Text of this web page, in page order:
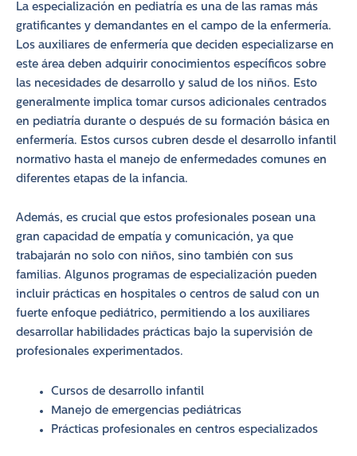
La especialización en pediatría es una de las ramas más
gratificantes y demandantes en el campo de la enfermería.
Los auxiliares de enfermería que deciden especializarse en
este área deben adquirir conocimientos específicos sobre
las necesidades de desarrollo y salud de los niños. Esto
generalmente implica tomar cursos adicionales centrados
en pediatría durante o después de su formación básica en
enfermería. Estos cursos cubren desde el desarrollo infantil
normativo hasta el manejo de enfermedades comunes en
diferentes etapas de la infancia.
Además, es crucial que estos profesionales posean una
gran capacidad de empatía y comunicación, ya que
trabajarán no solo con niños, sino también con sus
familias. Algunos programas de especialización pueden
incluir prácticas en hospitales o centros de salud con un
fuerte enfoque pediátrico, permitiendo a los auxiliares
desarrollar habilidades prácticas bajo la supervisión de
profesionales experimentados.
Cursos de desarrollo infantil
Manejo de emergencias pediátricas
Prácticas profesionales en centros especializados